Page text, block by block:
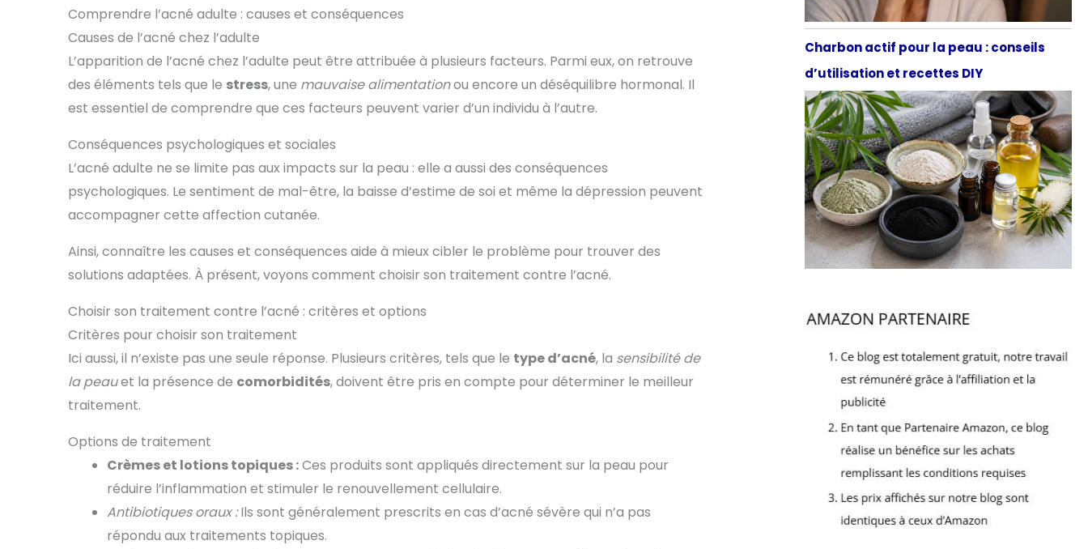
Comprendre l’acné adulte : causes et conséquences
Causes de l’acné chez l’adulte
L’apparition de l’acné chez l’adulte peut être attribuée à plusieurs facteurs. Parmi eux, on retrouve
des éléments tels que le stress, une mauvaise alimentationou encore un déséquilibre hormonal. Il
est essentiel de comprendre que ces facteurs peuvent varier d’un individu à l’autre.
Conséquences psychologiques et sociales
L’acné adulte ne se limite pas aux impacts sur la peau : elle a aussi des conséquences
psychologiques. Le sentiment de mal-être, la baisse d’estime de soi et même la dépression peuvent
accompagner cette affection cutanée.
Ainsi, connaître les causes et conséquences aide à mieux cibler le problème pour trouver des
solutions adaptées. À présent, voyons comment choisir son traitement contre l’acné.
Choisir son traitement contre l’acné : critères et options
Critères pour choisir son traitement
Ici aussi, il n’existe pas une seule réponse. Plusieurs critères, tels que le type d’acné, la sensibilité de
la peauet la présence de comorbidités, doivent être pris en compte pour déterminer le meilleur
traitement.
Options de traitement
Crèmes et lotions topiques :Ces produits sont appliqués directement sur la peau pour
réduire l’inflammation et stimuler le renouvellement cellulaire.
Antibiotiques oraux :Ils sont généralement prescrits en cas d’acné sévère qui n’a pas
répondu aux traitements topiques.
Charbon actif pour la peau : conseils
d’utilisation et recettes DIY